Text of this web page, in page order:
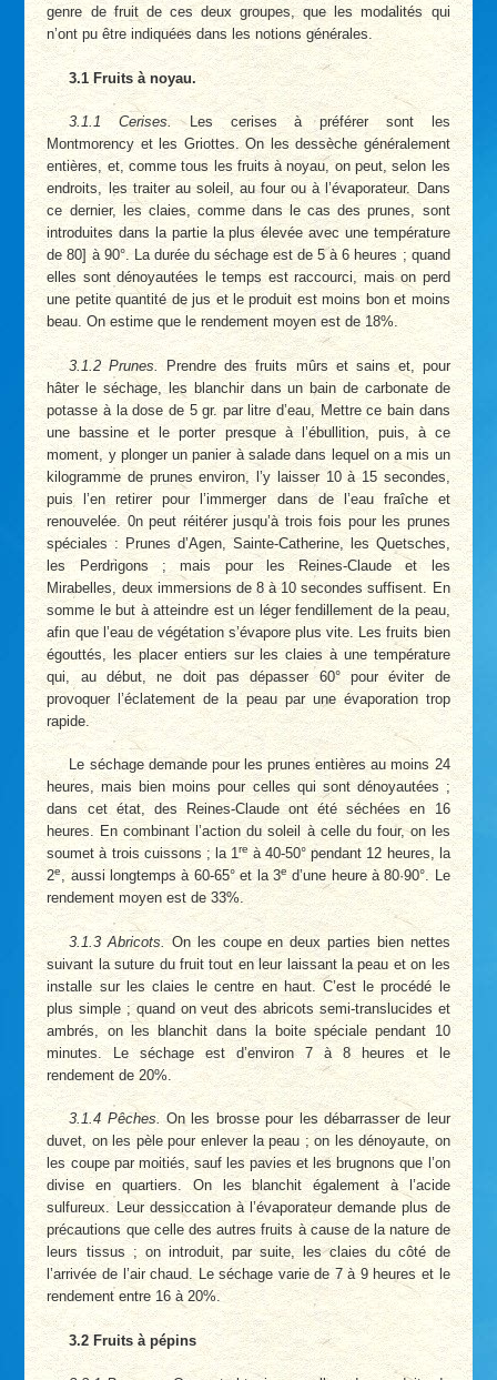
genre de fruit de ces deux groupes, que les modalités qui
n’ont pu être indiquées dans les notions générales.
3.1 Fruits à noyau.
3.1.1 Cerises. Les cerises à préférer sont les
Montmorency et les Griottes. On les dessèche généralement
entières, et, comme tous les fruits à noyau, on peut, selon les
endroits, les traiter au soleil, au four ou à l’évaporateur. Dans
ce dernier, les claies, comme dans le cas des prunes, sont
introduites dans la partie la plus élevée avec une température
de 80] à 90°. La durée du séchage est de 5 à 6 heures ; quand
elles sont dénoyautées le temps est raccourci, mais on perd
une petite quantité de jus et le produit est moins bon et moins
beau. On estime que le rendement moyen est de 18%.
3.1.2 Prunes. Prendre des fruits mûrs et sains et, pour
hâter le séchage, les blanchir dans un bain de carbonate de
potasse à la dose de 5 gr. par litre d’eau, Mettre ce bain dans
une bassine et le porter presque à l’ébullition, puis, à ce
moment, y plonger un panier à salade dans lequel on a mis un
kilogramme de prunes environ, l’y laisser 10 à 15 secondes,
puis l’en retirer pour l’immerger dans de l’eau fraîche et
renouvelée. 0n peut réitérer jusqu’à trois fois pour les prunes
spéciales : Prunes d’Agen, Sainte-Catherine, les Quetsches,
les Perdrigons ; mais pour les Reines-Claude et les
Mirabelles, deux immersions de 8 à 10 secondes suffisent. En
somme le but à atteindre est un léger fendillement de la peau,
afin que l’eau de végétation s’évapore plus vite. Les fruits bien
égouttés, les placer entiers sur les claies à une température
qui, au début, ne doit pas dépasser 60° pour éviter de
provoquer l’éclatement de la peau par une évaporation trop
rapide.
Le séchage demande pour les prunes entières au moins 24
heures, mais bien moins pour celles qui sont dénoyautées ;
dans cet état, des Reines-Claude ont été séchées en 16
heures. En combinant l’action du soleil à celle du four, on les
soumet à trois cuissons ; la 1re à 40-50° pendant 12 heures, la
2e, aussi longtemps à 60-65° et la 3e d’une heure à 80·90°. Le
rendement moyen est de 33%.
3.1.3 Abricots.On les coupe en deux parties bien nettes
suivant la suture du fruit tout en leur laissant la peau et on les
installe sur les claies le centre en haut. C’est le procédé le
plus simple ; quand on veut des abricots semi-translucides et
ambrés, on les blanchit dans la boite spéciale pendant 10
minutes. Le séchage est d’environ 7 à 8 heures et le
rendement de 20%.
3.1.4 Pêches. On les brosse pour les débarrasser de leur
duvet, on les pèle pour enlever la peau ; on les dénoyaute, on
les coupe par moitiés, sauf les pavies et les brugnons que l’on
divise en quartiers. On les blanchit également à l’acide
sulfureux. Leur dessiccation à l’évaporateur demande plus de
précautions que celle des autres fruits à cause de la nature de
leurs tissus ; on introduit, par suite, les claies du côté de
l’arrivée de l’air chaud. Le séchage varie de 7 à 9 heures et le
rendement entre 16 à 20%.
3.2 Fruits à pépins